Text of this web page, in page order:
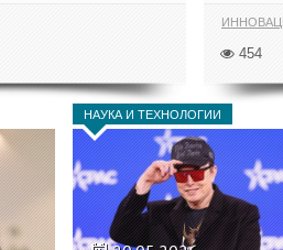
454
НАУКА И ТЕХНОЛОГИИ